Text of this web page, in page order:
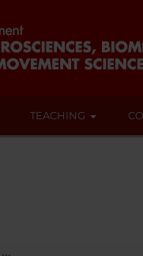
TEACHING